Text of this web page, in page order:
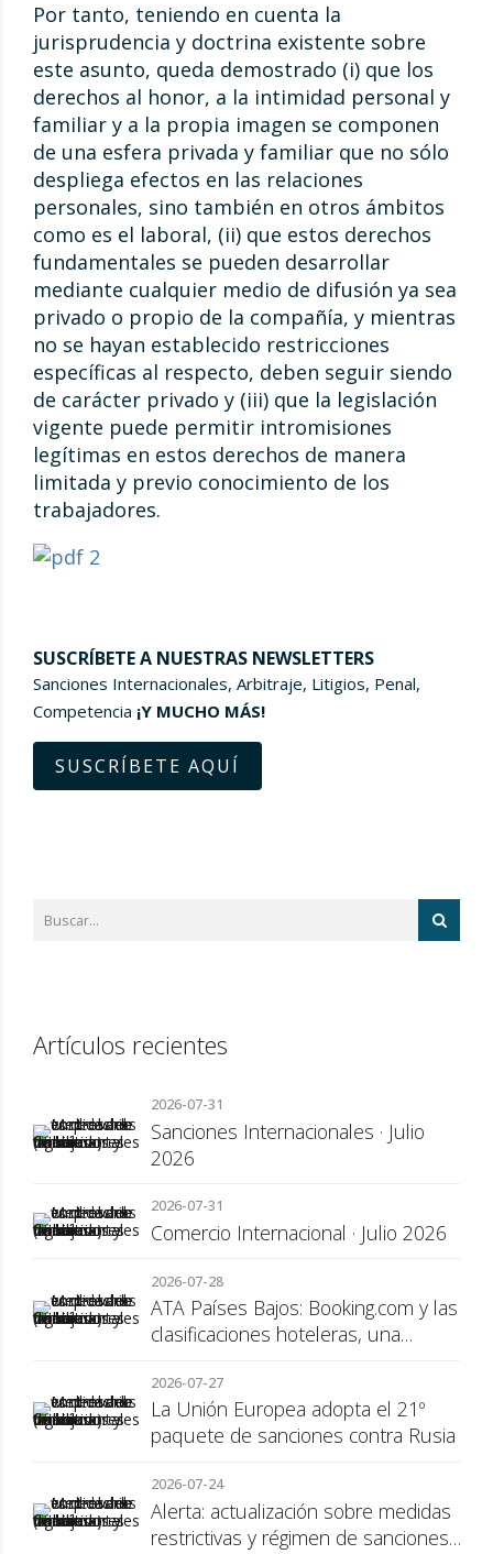
Por tanto, teniendo en cuenta la
jurisprudencia y doctrina existente sobre
este asunto, queda demostrado (i) que los
derechos al honor, a la intimidad personal y
familiar y a la propia imagen se componen
de una esfera privada y familiar que no sólo
despliega efectos en las relaciones
personales, sino también en otros ámbitos
como es el laboral, (ii) que estos derechos
fundamentales se pueden desarrollar
mediante cualquier medio de difusión ya sea
privado o propio de la compañía, y mientras
no se hayan establecido restricciones
específicas al respecto, deben seguir siendo
de carácter privado y (iii) que la legislación
vigente puede permitir intromisiones
legítimas en estos derechos de manera
limitada y previo conocimiento de los
trabajadores.
SUSCRÍBETE A NUESTRAS NEWSLETTERS
Sanciones Internacionales, Arbitraje, Litigios, Penal,
Competencia ¡Y MUCHO MÁS!
SUSCRÍBETE AQUÍ
Artículos recientes
2026-07-31
Sanciones Internacionales · Julio
2026
2026-07-31
Comercio Internacional · Julio 2026
2026-07-28
ATA Países Bajos: Booking.com y las
clasificaciones hoteleras, una
consumidor
2026-07-27
La Unión Europea adopta el 21º
paquete de sanciones contra Rusia
2026-07-24
Alerta: actualización sobre medidas
restrictivas y régimen de sanciones